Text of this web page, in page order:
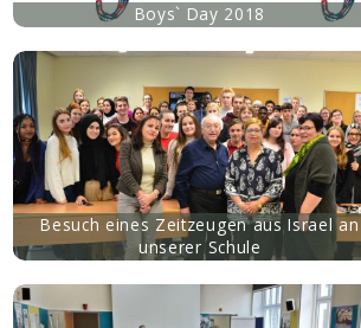
Boys` Day 2018
Besuch eines Zeitzeugen aus Israel an
unserer Schule
mehr